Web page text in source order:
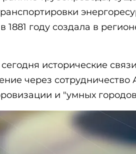
1881 году создала в
исторические
через
и "умных